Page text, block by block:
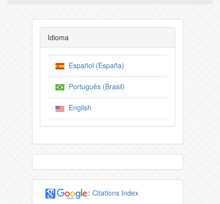
Idioma
Español (España)
Português (Brasil)
English
: Citations Index